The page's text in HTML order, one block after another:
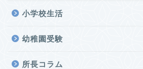
小学校生活
幼稚園受験
所長コラム